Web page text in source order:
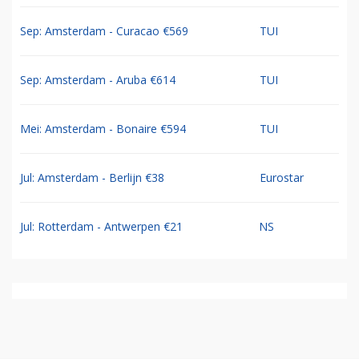
Sep: Amsterdam - Curacao €569 TUI
Sep: Amsterdam - Aruba €614 TUI
Mei: Amsterdam - Bonaire €594 TUI
Jul: Amsterdam - Berlijn €38 Eurostar
Jul: Rotterdam - Antwerpen €21 NS